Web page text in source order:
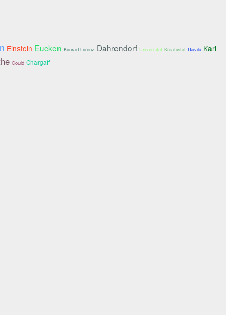
Einstein Eucken Konrad Lorenz Dahrendorf Universität Kreativität Davilá Karl
Gould Chargaff